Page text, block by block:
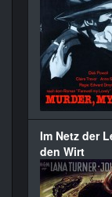
Im Netz der
den Wirt